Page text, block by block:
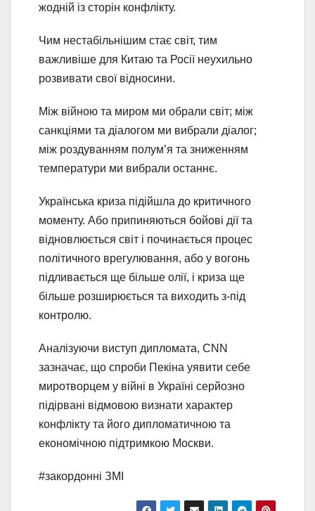
жодній із сторін конфлікту.
Чим нестабільнішим стає світ, тим
важливіше для Китаю та Росії неухильно
розвивати свої відносини.
Між війною та миром ми обрали світ; між
санкціями та діалогом ми вибрали діалог;
між роздуванням полум’я та зниженням
температури ми вибрали останнє.
Українська криза підійшла до критичного
моменту. Або припиняються бойові дії та
відновлюється світ і починається процес
політичного врегулювання, або у вогонь
підливається ще більше олії, і криза ще
більше розширюється та виходить з-під
контролю.
Аналізуючи виступ дипломата, CNN
зазначає, що спроби Пекіна уявити себе
миротворцем у війні в Україні серйозно
підірвані відмовою визнати характер
конфлікту та його дипломатичною та
економічною підтримкою Москви.
#закордонні ЗМІ